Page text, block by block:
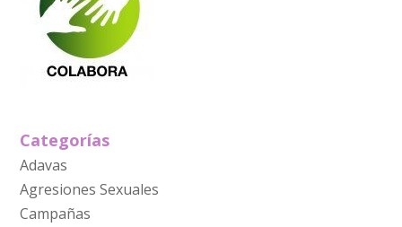
Categorías
Adavas
Agresiones Sexuales
Campañas